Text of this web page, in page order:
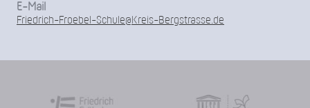
E-Mail
Friedrich-Froebel-Schule@Kreis-Bergstrasse.de